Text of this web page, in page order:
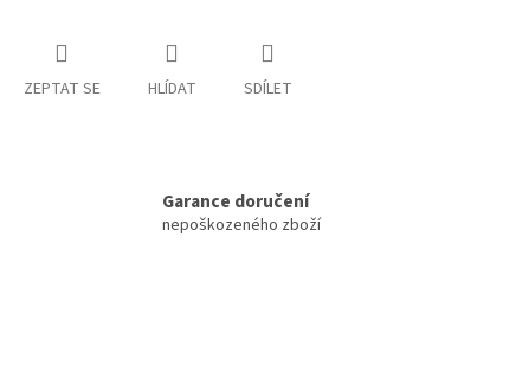
ZEPTAT SE HLÍDAT SDÍLET
Garance doručení
nepoškozeného zboží